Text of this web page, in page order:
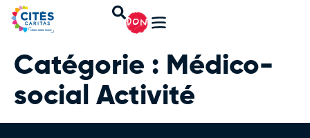
DON
Catégorie : Médico-
social Activité